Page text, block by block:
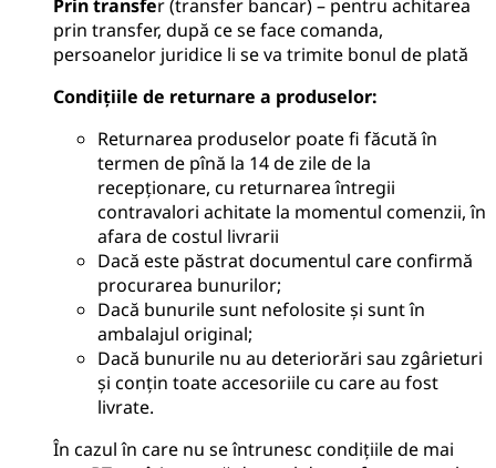
Prin transfer (transfer bancar) – pentru achitarea
prin transfer, după ce se face comanda,
persoanelor juridice li se va trimite bonul de plată
Condițiile de returnare a produselor:
Returnarea produselor poate fi făcută în
termen de pînă la 14 de zile de la
recepționare, cu returnarea întregii
contravalori achitate la momentul comenzii, în
afara de costul livrarii
Dacă este păstrat documentul care confirmă
procurarea bunurilor;
Dacă bunurile sunt nefolosite și sunt în
ambalajul original;
Dacă bunurile nu au deteriorări sau zgârieturi
și conțin toate accesoriile cu care au fost
livrate.
În cazul în care nu se întrunesc condițiile de mai